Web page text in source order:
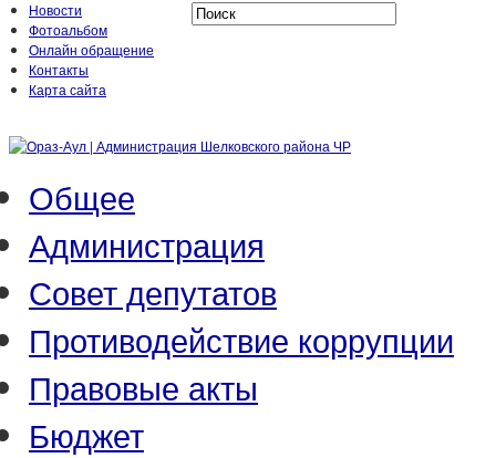
Новости
Фотоальбом
Онлайн обращение
Контакты
Карта сайта
Общее
Администрация
Совет депутатов
Противодействие коррупции
Правовые акты
Бюджет